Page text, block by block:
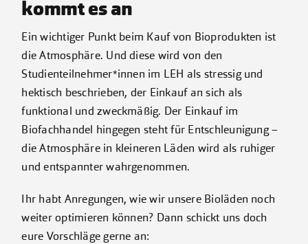
kommt es an
Ein wichtiger Punkt beim Kauf von Bioprodukten ist
die Atmosphäre. Und diese wird von den
Studienteilnehmer*innen im LEH als stressig und
hektisch beschrieben, der Einkauf an sich als
funktional und zweckmäßig. Der Einkauf im
Biofachhandel hingegen steht für Entschleunigung –
die Atmosphäre in kleineren Läden wird als ruhiger
und entspannter wahrgenommen.
Ihr habt Anregungen, wie wir unsere Bioläden noch
weiter optimieren können? Dann schickt uns doch
eure Vorschläge gerne an: